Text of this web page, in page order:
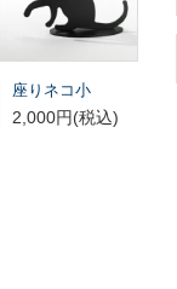
座りネコ小
2,000円(税込)